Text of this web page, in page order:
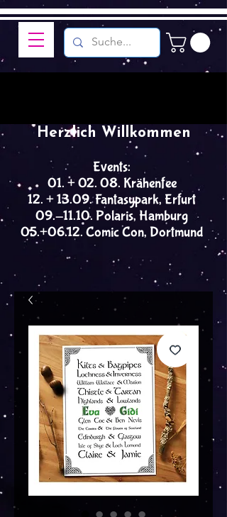
Events:
01. + 02. 08. Krähenfee
12. + 13.09. Fantasypark, Erfurt
09.-11.10. Polaris, Hamburg
05.+06.12. Comic Con, Dortmund
Herzlich Willkommen